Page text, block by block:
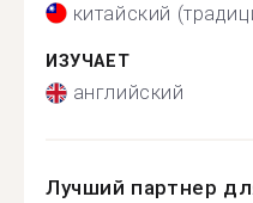
китайский
ИЗУЧАЕТ
английский
Лучший партнер